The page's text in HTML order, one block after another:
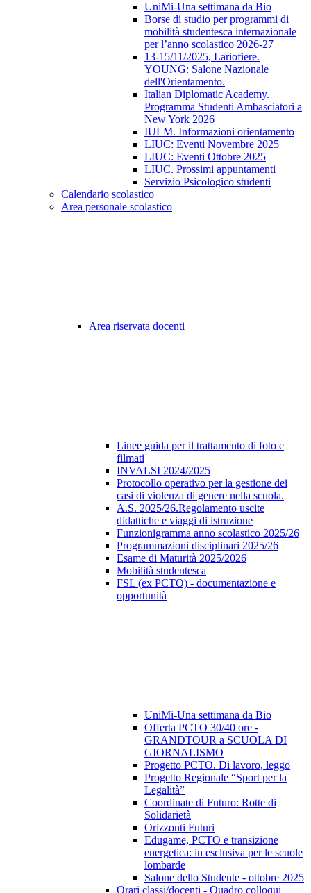
UniMi-Una settimana da Bio
Borse di studio per programmi di
mobilità studentesca internazionale
per l’anno scolastico 2026-27
13-15/11/2025, Lariofiere.
YOUNG: Salone Nazionale
dell'Orientamento.
Italian Diplomatic Academy.
Programma Studenti Ambasciatori a
New York 2026
IULM. Informazioni orientamento
LIUC: Eventi Novembre 2025
LIUC: Eventi Ottobre 2025
LIUC. Prossimi appuntamenti
Servizio Psicologico studenti
Calendario scolastico
Area personale scolastico
Area riservata docenti
Linee guida per il trattamento di foto e
filmati
INVALSI 2024/2025
Protocollo operativo per la gestione dei
casi di violenza di genere nella scuola.
A.S. 2025/26.Regolamento uscite
didattiche e viaggi di istruzione
Funzionigramma anno scolastico 2025/26
Programmazioni disciplinari 2025/26
Esame di Maturità 2025/2026
Mobilità studentesca
FSL (ex PCTO) - documentazione e
opportunità
UniMi-Una settimana da Bio
Offerta PCTO 30/40 ore -
GRANDTOUR a SCUOLA DI
GIORNALISMO
Progetto PCTO. Di lavoro, leggo
Progetto Regionale “Sport per la
Legalità”
Coordinate di Futuro: Rotte di
Solidarietà
Orizzonti Futuri
Edugame, PCTO e transizione
energetica: in esclusiva per le scuole
lombarde
Salone dello Studente - ottobre 2025
Orari classi/docenti - Quadro colloqui